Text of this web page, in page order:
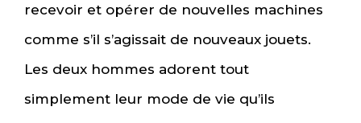
recevoir et opérer de nouvelles machines
comme s’il s’agissait de nouveaux jouets.
Les deux hommes adorent tout
simplement leur mode de vie qu’ils